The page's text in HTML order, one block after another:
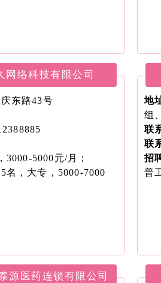
网络科技有限公司
东路43号
3000-5000元/月；
名，大专，5000-7000
地
组
联
联
招
普
源医药连锁有限公司